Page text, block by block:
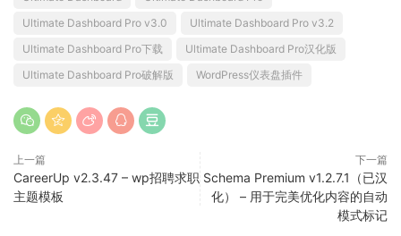
Ultimate Dashboard Pro v3.0
Ultimate Dashboard Pro v3.2
Ultimate Dashboard Pro下载
Ultimate Dashboard Pro汉化版
Ultimate Dashboard Pro破解版
WordPress仪表盘插件
上一篇
CareerUp v2.3.47 – wp招聘求职
主题模板
下一篇
Schema Premium v1.2.7.1（已汉
化） – 用于完美优化内容的自动
模式标记